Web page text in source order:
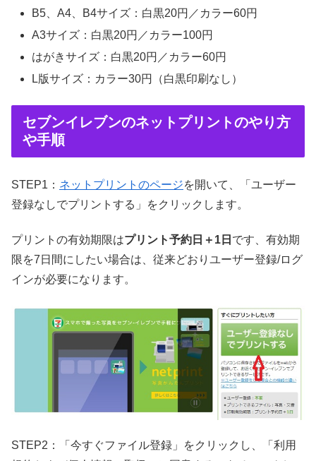
B5、A4、B4サイズ：白黒20円／カラー60円
A3サイズ：白黒20円／カラー100円
はがきサイズ：白黒20円／カラー60円
L版サイズ：カラー30円（白黒印刷なし）
セブンイレブンのネットプリントのやり方
や手順
STEP1： ネットプリントのページを開いて、「ユーザー
登録なしでプリントする」をクリックします。
プリントの有効期限はプリント予約日＋1日 です、有効期
限を7日間にしたい場合は、従来どおりユーザー登録/ログ
インが必要になります。
STEP2：「今すぐファイル登録」をクリックし、「利用